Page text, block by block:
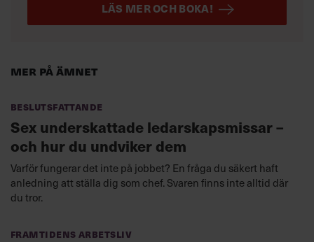
Mer på ämnet
Beslutsfattande
Sex underskattade ledarskapsmissar –
och hur du undviker dem
Varför fungerar det inte på jobbet? En fråga du säkert haft
anledning att ställa dig som chef. Svaren finns inte alltid där
du tror.
Framtidens arbetsliv
LÄS MER OCH BOKA!